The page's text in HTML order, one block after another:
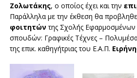
Ζολωτάκης, ο οποίος έχει και την
Παράλληλα με την έκθεση θα
φοιτητώντης Σχολής
σπουδών: Γραφικές Τέχνες –
της επικ. καθηγήτριας του Ε.Α.Π.